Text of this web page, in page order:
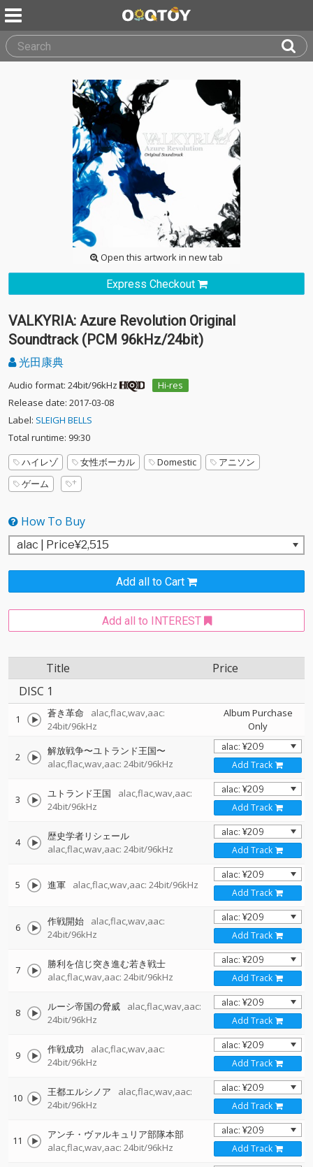
Open this artwork in new tab
Express Checkout
VALKYRIA: Azure Revolution Original
Soundtrack (PCM 96kHz/24bit)
光田康典
Audio format: 24bit/96kHz
Hi-res
Release date: 2017-03-08
Label: SLEIGH BELLS
Total runtime: 99:30
ハイレゾ
女性ボーカル Domestic
アニソン
ゲーム
How To Buy
Add all to Cart
Add all to INTEREST
Title
Price
DISC 1
1 蒼き革命
alac,flac,wav,aac:
24bit/96kHz
Album Purchase
Only
2
解放戦争〜ユトランド王国〜
alac,flac,wav,aac: 24bit/96kHz
Add Track
3 ユトランド王国
alac,flac,wav,aac:
24bit/96kHz
Add Track
4
歴史学者リシェール
alac,flac,wav,aac: 24bit/96kHz
Add Track
5 進軍 alac,flac,wav,aac: 24bit/96kHz
Add Track
6 作戦開始
alac,flac,wav,aac:
24bit/96kHz
Add Track
7
勝利を信じ突き進む若き戦士
alac,flac,wav,aac: 24bit/96kHz
Add Track
8 ルーシ帝国の脅威
alac,flac,wav,aac:
24bit/96kHz
Add Track
9 作戦成功
alac,flac,wav,aac:
24bit/96kHz
Add Track
10 王都エルシノア
alac,flac,wav,aac:
24bit/96kHz
Add Track
11
アンチ・ヴァルキュリア部隊本部
alac,flac,wav,aac: 24bit/96kHz
Add Track